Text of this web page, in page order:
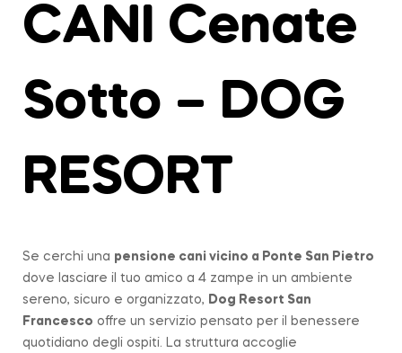
CANI Cenate
Sotto – DOG
RESORT
Se cerchi una pensione cani vicino a Ponte San Pietro
dove lasciare il tuo amico a 4 zampe in un ambiente
sereno, sicuro e organizzato, Dog Resort San
Francesco offre un servizio pensato per il benessere
quotidiano degli ospiti. La struttura accoglie